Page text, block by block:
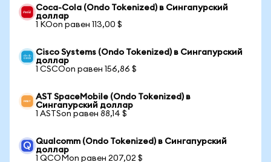
Coca-Cola (Ondo Tokenized) в Сингапурский
доллар
1 KOon равен 113,00 $
Cisco Systems (Ondo Tokenized) в Сингапурский
доллар
1 CSCOon равен 156,86 $
AST SpaceMobile (Ondo Tokenized) в
Сингапурский доллар
1 ASTSon равен 88,14 $
Qualcomm (Ondo Tokenized) в Сингапурский
доллар
1 QCOMon равен 207,02 $